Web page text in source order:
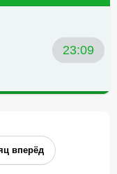
23:09
вперёд